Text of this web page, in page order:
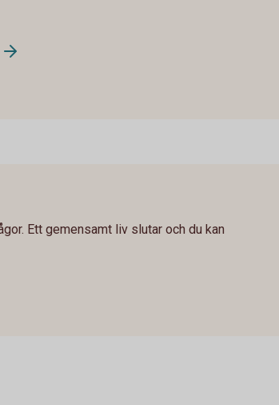
Ett gemensamt liv slutar och du kan